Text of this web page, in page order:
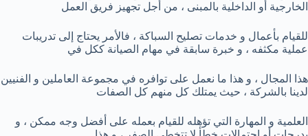
الخارجية أو الداخلية بالمبنى ، من أجل تجهيز فريق العمل
للقيام بأعمال و خدمات تصليح السباكة ، فالأمر يحتاج إلى تدريبات
عملية مكثفه ، و خبرة سابقة في مهام الصيانة ككل في
هذا المجال ، و هذا ما نعمل على توافره في مجموعة العاملين و الفنيين
لدينا بالشركة ، حيث يمتلك كل منهم كل الصفات
العلمية و المهارة التي تؤهله للقيام بعمله على أفضل وجه ممكن ، و